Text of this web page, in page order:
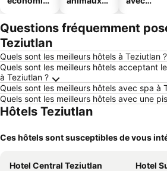
Questions fréquemment
Teziutlan
Quels sont les meilleurs hôtels à Teziutlan ?
Quels sont les meilleurs hôtels acceptant
à Teziutlan ?
Quels sont les meilleurs hôtels avec spa à
Quels sont les meilleurs hôtels avec une
Hôtels Teziutlan
Ces hôtels sont susceptibles de vous
Hotel Central Teziutlan
Hotel